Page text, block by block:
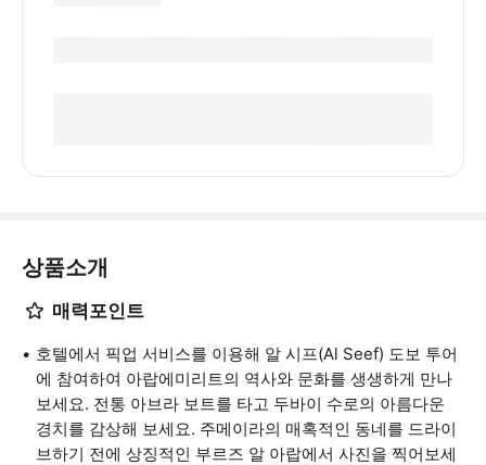
상품소개
매력포인트
호텔에서 픽업 서비스를 이용해 알 시프(Al Seef) 도보 투어
에 참여하여 아랍에미리트의 역사와 문화를 생생하게 만나
보세요. 전통 아브라 보트를 타고 두바이 수로의 아름다운
경치를 감상해 보세요. 주메이라의 매혹적인 동네를 드라이
브하기 전에 상징적인 부르즈 알 아랍에서 사진을 찍어보세